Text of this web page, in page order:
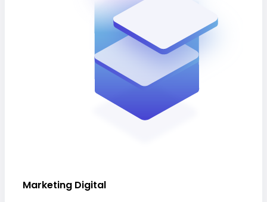
Marketing Digital